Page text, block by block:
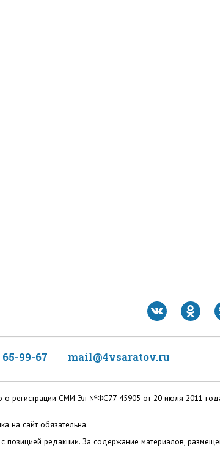
65-99-67 mail@4vsaratov.ru
о регистрации СМИ Эл №ФС77-45905 от 20 июля 2011
на сайт обязательна.
редакции. За содержание материалов,